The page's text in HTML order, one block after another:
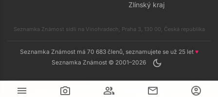
menu camera_alt group mail account_circle
Zlínský kraj
Seznamka Známost sídlí na Vinohradech, Praha 3, 130 00, Česká republika
Seznamka Známost má 70 683 členů, seznamujete se už 25 let ♥
Seznamka Známost © 2001–2026
dark_mode